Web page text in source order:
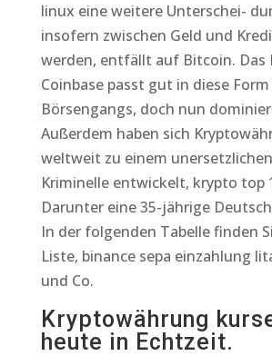
linux eine weitere Unterschei-
insofern zwischen Geld und
werden, entfällt auf Bitcoin. Das
Coinbase passt gut in diese Form
Börsengangs, doch nun
Außerdem haben sich
weltweit zu einem
Kriminelle entwickelt, krypto top
Darunter eine 35-jährige
In der folgenden Tabelle finden
Liste, binance sepa einzahlung
und Co.
Kryptowährung
heute in Echtzeit.